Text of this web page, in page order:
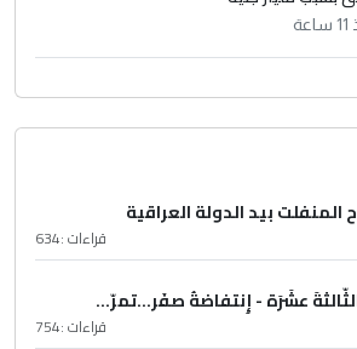
بيد الدولة العراقية
قراءات :634
عشَرَة - إِنتفاضةُ صفَر…تمرّ...
قراءات :754